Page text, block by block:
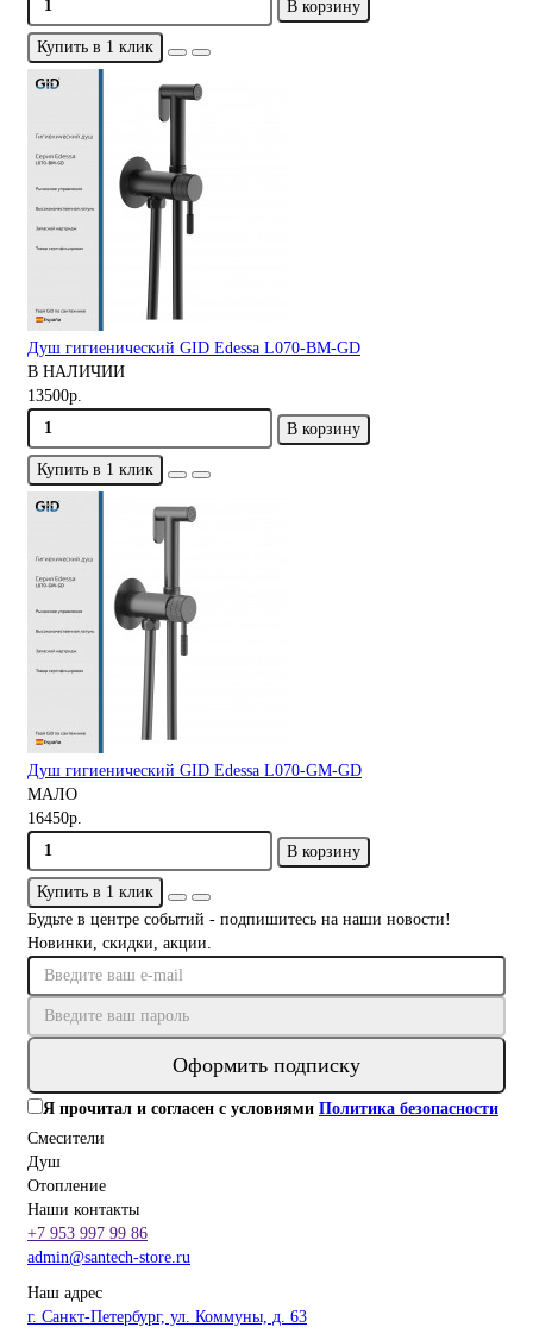
В корзину
Купить в 1 клик
Душ гигиенический GID Edessa L070-BM-GD
В НАЛИЧИИ
13500р.
В корзину
Купить в 1 клик
Душ гигиенический GID Edessa L070-GM-GD
МАЛО
16450р.
В корзину
Купить в 1 клик
Будьте в центре событий - подпишитесь на наши новости!
Новинки, скидки, акции.
Оформить подписку
Я прочитал и согласен с условиями Политика безопасности
Смесители
Душ
Отопление
Наши контакты
+7 953 997 99 86
admin@santech-store.ru
Наш адрес
г. Санкт-Петербург, ул. Коммуны, д. 63